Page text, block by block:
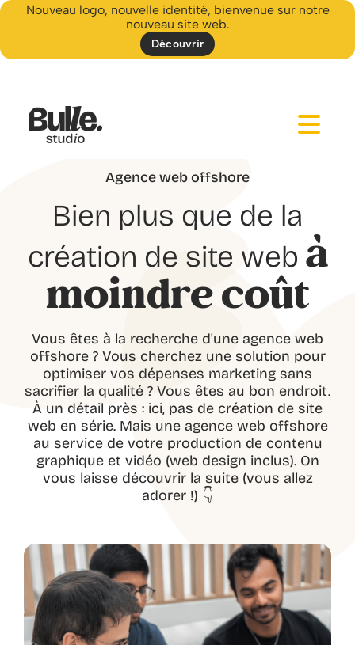
Nouveau logo, nouvelle identité, bienvenue sur notre
nouveau site web.
Découvrir
Agence web offshore
Bien plus que de la
création de site web à
moindre coût
Vous êtes à la recherche d'une agence web
offshore ? Vous cherchez une solution pour
optimiser vos dépenses marketing sans
sacrifier la qualité ? Vous êtes au bon endroit.
À un détail près : ici, pas de création de site
web en série. Mais une agence web offshore
au service de votre production de contenu
graphique et vidéo (web design inclus). On
vous laisse découvrir la suite (vous allez
adorer !) 👇